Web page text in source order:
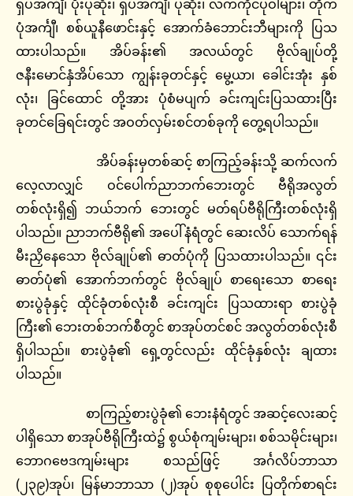
ရှပ်အင်္ကျီ၊ ပိုးပုဆိုး၊ ရှပ်အင်္ကျီ၊ ပုဆိုး၊ လက်ကိုင်ပုဝါများ၊ တိုက်
ပုံအင်္ကျီ၊ စစ်ယူနီဖောင်းနှင့် အောက်ခံဘောင်းဘီများကို ပြသ
ထားပါသည်။ အိပ်ခန်း၏ အလယ်တွင် ဗိုလ်ချုပ်တို့
ဇနီးမောင်နှံအိပ်သော ကျွန်းခုတင်နှင့် မွေ့ယာ၊ ခေါင်းအုံး နှစ်
လုံး၊ ခြင်ထောင် တို့အား ပုံစံမပျက် ခင်းကျင်းပြသထားပြီး
ခုတင်ခြေရင်းတွင် အဝတ်လှမ်းစင်တစ်ခုကို တွေ့ရပါသည်။
အိပ်ခန်းမှတစ်ဆင့် စာကြည့်ခန်းသို့ ဆက်လက်
လေ့လာလျှင် ဝင်ပေါက်ညာဘက်ဘေးတွင် ဗီရိုအလွတ်
တစ်လုံးရှိ၍ ဘယ်ဘက် ဘေးတွင် မတ်ရပ်ဗီရိုကြီးတစ်လုံးရှိ
ပါသည်။ ညာဘက်ဗီရို၏ အပေါ်နံရံတွင် ဆေးလိပ် သောက်ရန်
မီးညှိနေသော ဗိုလ်ချုပ်၏ ဓာတ်ပုံကို ပြသထားပါသည်။ ၎င်း
ဓာတ်ပုံ၏ အောက်ဘက်တွင် ဗိုလ်ချုပ် စာရေးသော စာရေး
စားပွဲခုံနှင့် ထိုင်ခုံတစ်လုံးစီ ခင်းကျင်း ပြသထားရာ စားပွဲခုံ
ကြီး၏ ဘေးတစ်ဘက်စီတွင် စာအုပ်တင်စင် အလွတ်တစ်လုံးစီ
ရှိပါသည်။ စားပွဲခုံ၏ ရှေ့တွင်လည်း ထိုင်ခုံနှစ်လုံး ချထား
ပါသည်။
စာကြည့်စားပွဲခုံ၏ ဘေးနံရံတွင် အဆင့်လေးဆင့်
ပါရှိသော စာအုပ်ဗီရိုကြီးထဲ၌ စွယ်စုံကျမ်းများ၊ စစ်သမိုင်းများ၊
ဘောဂဗေဒကျမ်းများ စသည်ဖြင့် အင်္ဂလိပ်ဘာသာ
(၂၃၉)အုပ်၊ မြန်မာဘာသာ (၂)အုပ် စုစုပေါင်း ပြတိုက်စာရင်း